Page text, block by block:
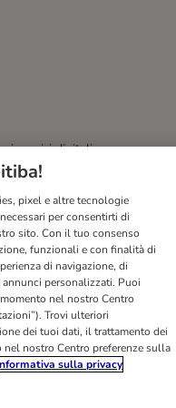
servizi digitali
Privacy
Metodi di Pagamento
& smaltimento
& Vantaggi
pixel e altre tecnologie
per consentirti di
sito. Con il tuo consenso
funzionali e con finalità di
di navigazione, di
personalizzati. Puoi
nel nostro Centro
Trovi ulteriori
dei tuoi dati, il trattamento dei
nostro Centro preferenze sulla
sulla privacy